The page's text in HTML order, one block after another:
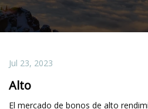
Jul 23, 2023
Alto
El mercado de bonos de alto